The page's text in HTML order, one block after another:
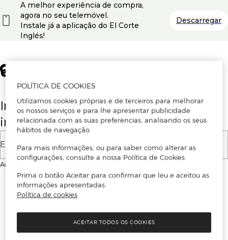
Insira o seu email para se registar ou
iniciar sessão.
E-mail
Ao continuar, aceitas as
A melhor experiência de compra,
agora no seu telemóvel.
Instale já a aplicação do El Corte
Inglés!
Descarregar
POLÍTICA DE COOKIES
Utilizamos cookies próprias e de terceiros para melhorar
os nossos serviços e para lhe apresentar publicidade
relacionada com as suas preferências, analisando os seus
hábitos de navegação.
Para mais informações, ou para saber como alterar as
configurações, consulte a nossa Política de Cookies.
Prima o botão Aceitar para confirmar que leu e aceitou as
informações apresentadas.
Política de cookies
ACEITAR TODOS OS COOKIES